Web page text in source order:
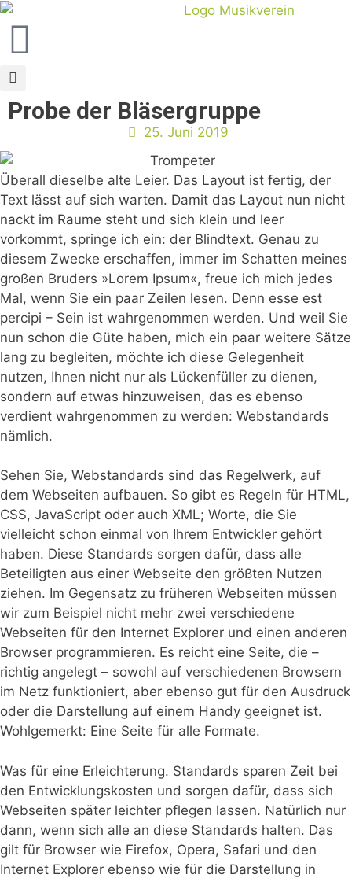
Probe der Bläsergruppe
25. Juni 2019
Überall dieselbe alte Leier. Das Layout ist fertig, der
Text lässt auf sich warten. Damit das Layout nun nicht
nackt im Raume steht und sich klein und leer
vorkommt, springe ich ein: der Blindtext. Genau zu
diesem Zwecke erschaffen, immer im Schatten meines
großen Bruders »Lorem Ipsum«, freue ich mich jedes
Mal, wenn Sie ein paar Zeilen lesen. Denn esse est
percipi – Sein ist wahrgenommen werden. Und weil Sie
nun schon die Güte haben, mich ein paar weitere Sätze
lang zu begleiten, möchte ich diese Gelegenheit
nutzen, Ihnen nicht nur als Lückenfüller zu dienen,
sondern auf etwas hinzuweisen, das es ebenso
verdient wahrgenommen zu werden: Webstandards
nämlich.
Sehen Sie, Webstandards sind das Regelwerk, auf
dem Webseiten aufbauen. So gibt es Regeln für HTML,
CSS, JavaScript oder auch XML; Worte, die Sie
vielleicht schon einmal von Ihrem Entwickler gehört
haben. Diese Standards sorgen dafür, dass alle
Beteiligten aus einer Webseite den größten Nutzen
ziehen. Im Gegensatz zu früheren Webseiten müssen
wir zum Beispiel nicht mehr zwei verschiedene
Webseiten für den Internet Explorer und einen anderen
Browser programmieren. Es reicht eine Seite, die –
richtig angelegt – sowohl auf verschiedenen Browsern
im Netz funktioniert, aber ebenso gut für den Ausdruck
oder die Darstellung auf einem Handy geeignet ist.
Wohlgemerkt: Eine Seite für alle Formate.
Was für eine Erleichterung. Standards sparen Zeit bei
den Entwicklungskosten und sorgen dafür, dass sich
Webseiten später leichter pflegen lassen. Natürlich nur
dann, wenn sich alle an diese Standards halten. Das
gilt für Browser wie Firefox, Opera, Safari und den
Internet Explorer ebenso wie für die Darstellung in